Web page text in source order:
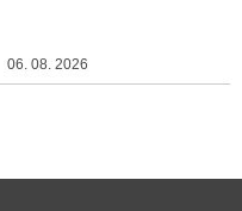
08. 2026